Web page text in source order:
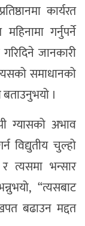
कार्यरत
गर्नुपर्ने
जानकारी
समाधानको
।
ग्यासको अभाव
विद्युतीय चुल्हो
त्यसमा भन्सार
“त्यसबाट
बढाउन मद्दत